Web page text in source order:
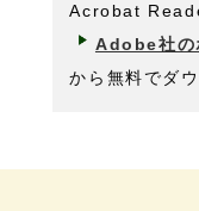
Acrobat
Adobe社の
から無料でダ